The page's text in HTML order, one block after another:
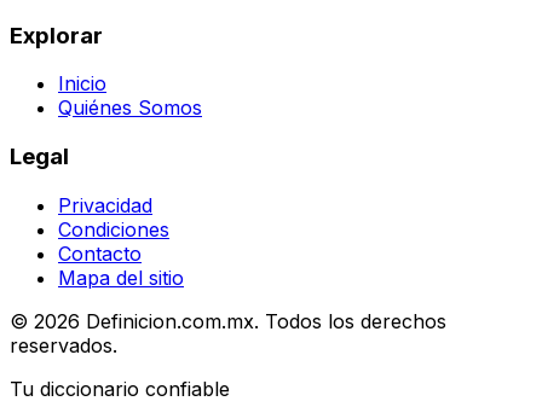
Explorar
Inicio
Quiénes Somos
Legal
Privacidad
Condiciones
Contacto
Mapa del sitio
© 2026 Definicion.com.mx. Todos los derechos
reservados.
Tu diccionario confiable